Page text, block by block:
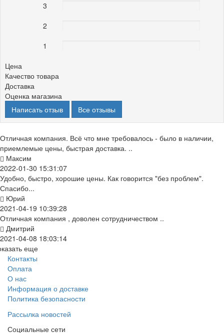
3
2
1
Цена
Качество товара
Доставка
Оценка магазина
Написать отзыв
Все отзывы
Отличная компания. Всё что мне требовалось - было в наличии,
приемлемые цены, быстрая доставка. ..
Максим
2022-01-30 15:31:07
Удобно, быстро, хорошие цены. Как говорится "без проблем".
Спасибо...
Юрий
2021-04-19 10:39:28
Отличная компания , доволен сотрудничеством ..
Дмитрий
2021-04-08 18:03:14
еще
Контакты
Оплата
О нас
Информация о доставке
Политика безопасности
Рассылка новостей
Социальные сети